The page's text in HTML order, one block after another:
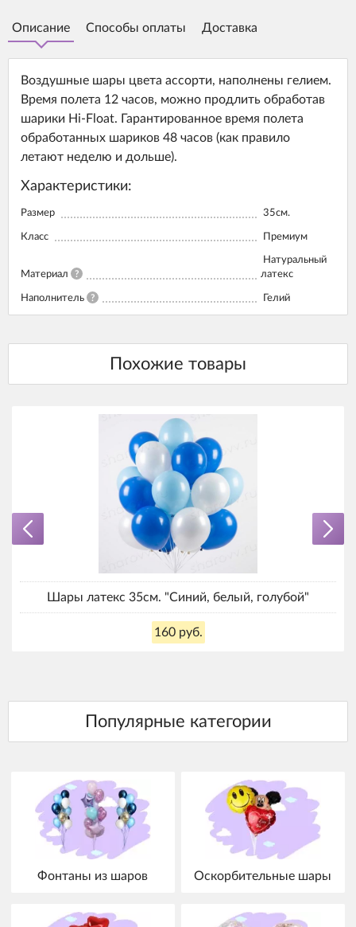
Описание Способы оплаты Доставка
Воздушные шары цвета ассорти, наполнены гелием.
Время полета 12 часов, можно продлить обработав
шарики Hi-Float. Гарантированное время полета
обработанных шариков 48 часов (как правило
летают неделю и дольше).
Характеристики:
Размер 35см.
Класс Премиум
Материал ?
Натуральный
латекс
Наполнитель ? Гелий
Шары латекс 35см. "Синий, белый, голубой"
160 руб.
Фонтаны из шаров Оскорбительные шары